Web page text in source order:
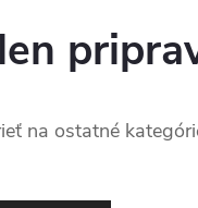
na ostatné